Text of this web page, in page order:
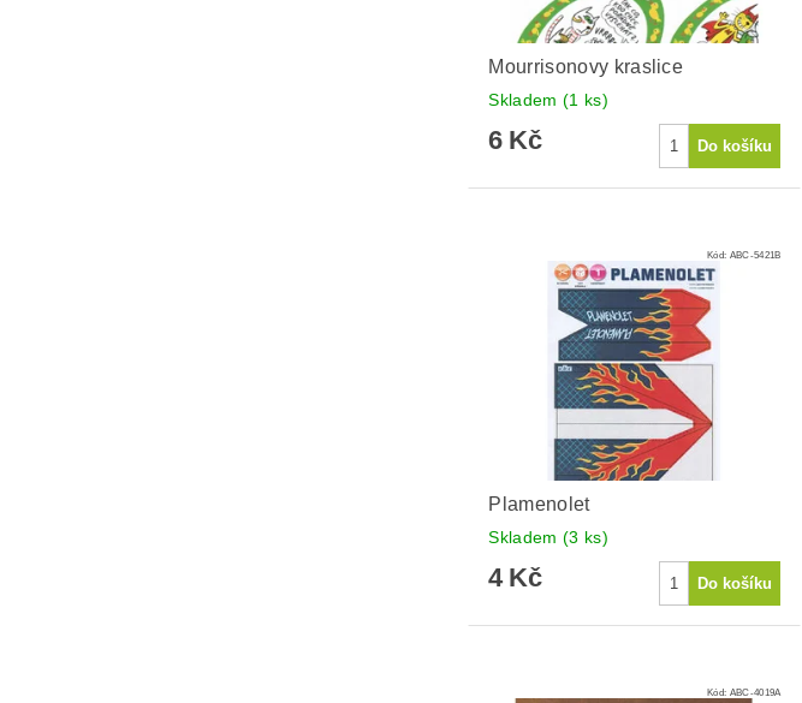
Mourrisonovy kraslice
Skladem (1 ks)
6 Kč
Kód: ABC-5421B
Plamenolet
Skladem (3 ks)
4 Kč
Kód: ABC-4019A